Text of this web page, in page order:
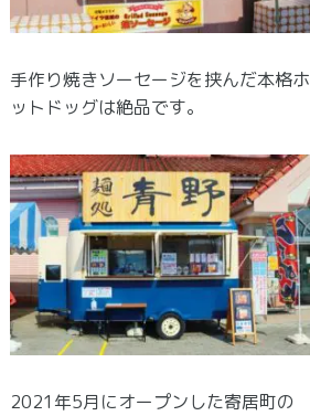
手作り焼きソーセージを挟んだ本格ホ
ットドッグは絶品です。
2021年5月にオープンした寄居町の